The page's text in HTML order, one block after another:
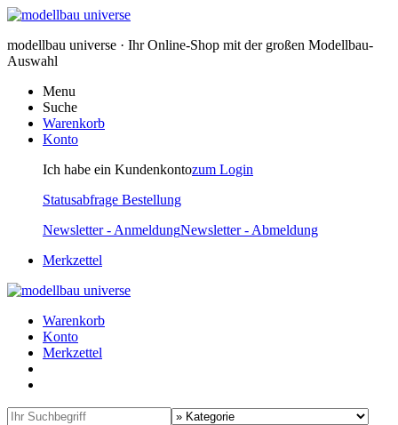
modellbau universe · Ihr Online-Shop mit der großen Modellbau-
Auswahl
Menu
Suche
Warenkorb
Konto
Ich habe ein Kundenkontozum Login
Statusabfrage Bestellung
Newsletter - AnmeldungNewsletter - Abmeldung
Merkzettel
Warenkorb
Konto
Merkzettel